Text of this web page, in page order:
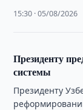
15:30 · 05/08/2026
Президенту
системы
Президенту